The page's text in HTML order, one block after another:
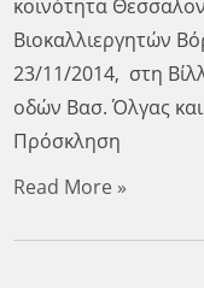
κοινότητα
Βιοκαλλιεργητών
23/11/2014, στη
οδών Βασ. Όλγας
Πρόσκληση
Read More »